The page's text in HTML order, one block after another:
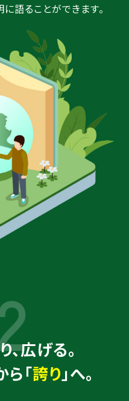
語ることができます。
、広げる。
ら「誇り 」へ。